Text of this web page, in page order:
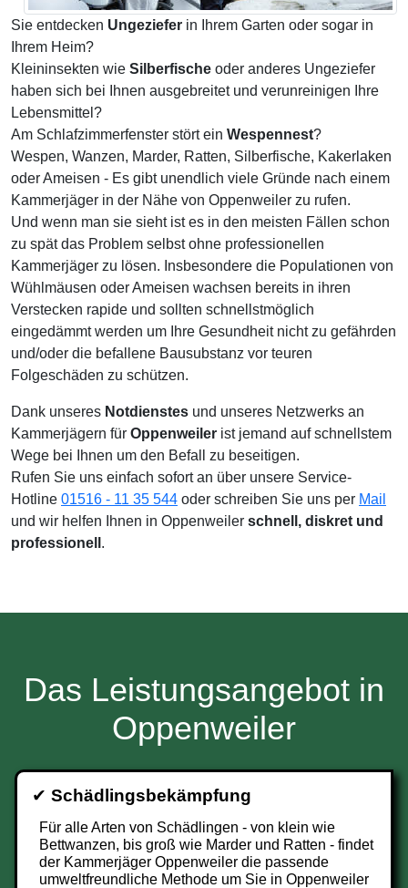
Sie entdecken Ungeziefer in Ihrem Garten oder sogar in
Ihrem Heim?
Kleininsekten wie Silberfische oder anderes Ungeziefer
haben sich bei Ihnen ausgebreitet und verunreinigen Ihre
Lebensmittel?
Am Schlafzimmerfenster stört ein Wespennest?
Wespen, Wanzen, Marder, Ratten, Silberfische, Kakerlaken
oder Ameisen - Es gibt unendlich viele Gründe nach einem
Kammerjäger in der Nähe von Oppenweiler zu rufen.
Und wenn man sie sieht ist es in den meisten Fällen schon
zu spät das Problem selbst ohne professionellen
Kammerjäger zu lösen. Insbesondere die Populationen von
Wühlmäusen oder Ameisen wachsen bereits in ihren
Verstecken rapide und sollten schnellstmöglich
eingedämmt werden um Ihre Gesundheit nicht zu gefährden
und/oder die befallene Bausubstanz vor teuren
Folgeschäden zu schützen.
Dank unseres Notdienstes und unseres Netzwerks an
Kammerjägern für Oppenweiler ist jemand auf schnellstem
Wege bei Ihnen um den Befall zu beseitigen.
Rufen Sie uns einfach sofort an über unsere Service-
Hotline 01516 - 11 35 544 oder schreiben Sie uns per Mail
und wir helfen Ihnen in Oppenweiler schnell, diskret und
professionell .
Das Leistungsangebot in
Oppenweiler
✔ Schädlingsbekämpfung
Für alle Arten von Schädlingen - von klein wie
Bettwanzen, bis groß wie Marder und Ratten - findet
der Kammerjäger Oppenweiler die passende
umweltfreundliche Methode um Sie in Oppenweiler